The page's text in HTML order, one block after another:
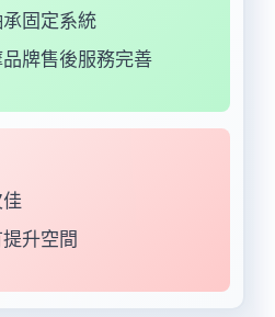
固定系統
牌售後服務完善
升空間